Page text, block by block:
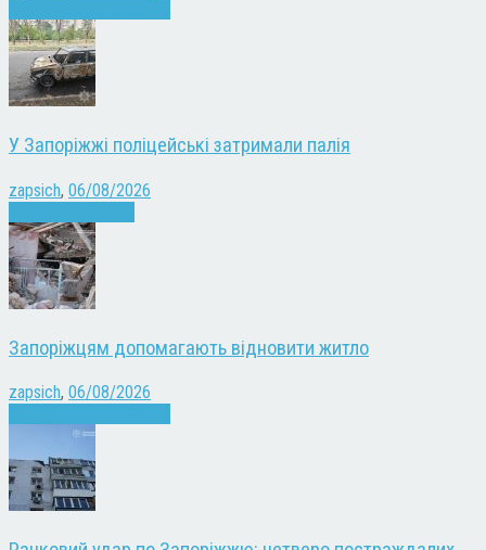
У Запоріжжі поліцейські затримали палія
zapsich, 06/08/2026
Запоріжцям допомагають відновити житло
zapsich, 06/08/2026